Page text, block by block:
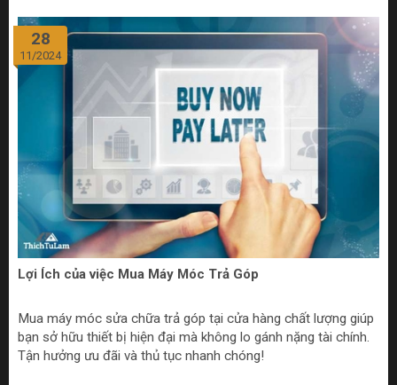
28
11/2024
Lợi Ích của việc Mua Máy Móc Trả Góp
Mua máy móc sửa chữa trả góp tại cửa hàng chất lượng giúp
bạn sở hữu thiết bị hiện đại mà không lo gánh nặng tài chính.
Tận hưởng ưu đãi và thủ tục nhanh chóng!